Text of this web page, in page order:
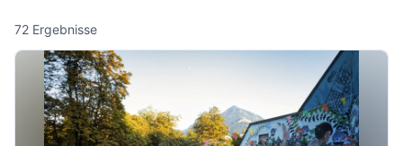
72 Ergebnisse